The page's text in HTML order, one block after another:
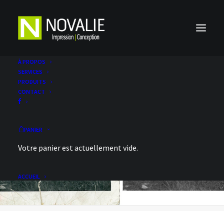
À PROPOS
SERVICES
PRODUITS
CONTACT
PANIER
Votre panier est actuellement vide.
ACCUEIL